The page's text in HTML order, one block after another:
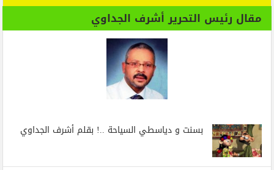
مقال رئيس التحرير أشرف الجداوي
بسنت و دياسطي السياحة ..! بقلم أشرف الجداوي